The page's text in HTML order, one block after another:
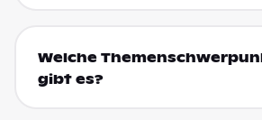
Welche
gibt es?